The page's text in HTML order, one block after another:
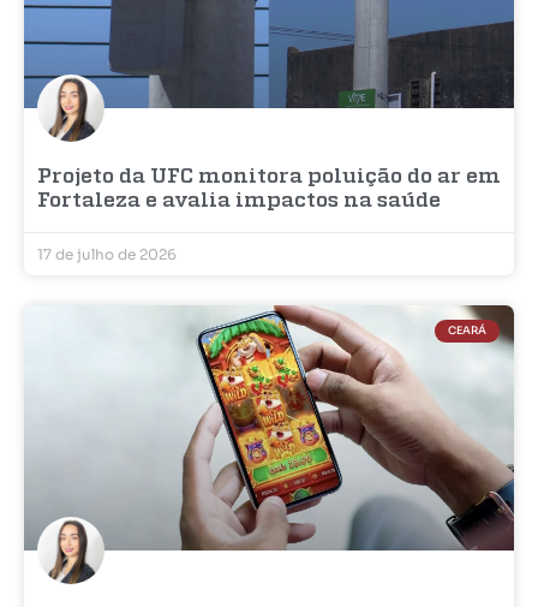
Projeto da UFC monitora poluição do ar em
Fortaleza e avalia impactos na saúde
17 de julho de 2026
CEARÁ